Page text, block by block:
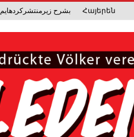
بشرح زیرمنتشرکرده­ایم Հայերեն